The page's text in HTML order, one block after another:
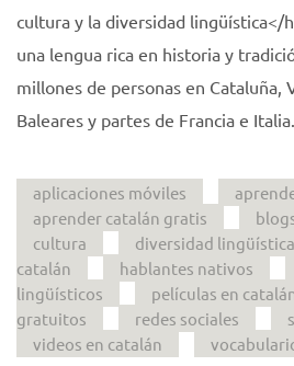
cultura y la diversidad lingüística</
una lengua rica en historia y
millones de personas en Cataluña,
Baleares y partes de Francia e
aplicaciones móviles
aprender catalán gratis
cultura
diversidad lingüística
catalán
hablantes nativos
lingüísticos
películas en
gratuitos
redes sociales
videos en catalán